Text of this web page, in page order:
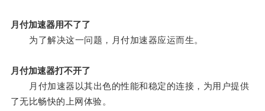
月付加速器用不了了
为了解决这一问题，月付加速器应运而生。
月付加速器打不开了
月付加速器以其出色的性能和稳定的连接，为用户提供
了无比畅快的上网体验。